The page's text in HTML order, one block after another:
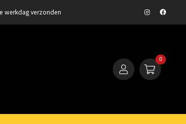
werkdag verzonden
0